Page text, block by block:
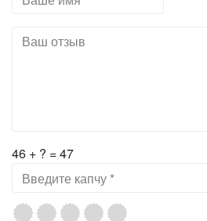
46 + ? = 47